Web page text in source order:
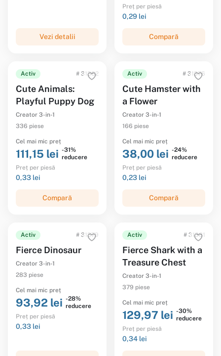
Vezi detalii
Preț per piesă
0,29 lei
Compară
Activ # 31382
Cute Animals:
Playful Puppy Dog
Creator 3-in-1
336 piese
Cel mai mic preț
111,15 lei -31%
reducere
Preț per piesă
0,33 lei
Compară
Activ # 31376
Cute Hamster with
a Flower
Creator 3-in-1
166 piese
Cel mai mic preț
38,00 lei -24%
reducere
Preț per piesă
0,23 lei
Compară
Activ # 31379
Fierce Dinosaur
Creator 3-in-1
283 piese
Cel mai mic preț
93,92 lei -28%
reducere
Preț per piesă
0,33 lei
Activ # 31381
Fierce Shark with a
Treasure Chest
Creator 3-in-1
379 piese
Cel mai mic preț
129,97 lei -30%
reducere
Preț per piesă
0,34 lei